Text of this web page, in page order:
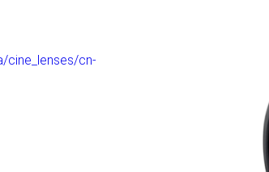
cine_lenses/cn-